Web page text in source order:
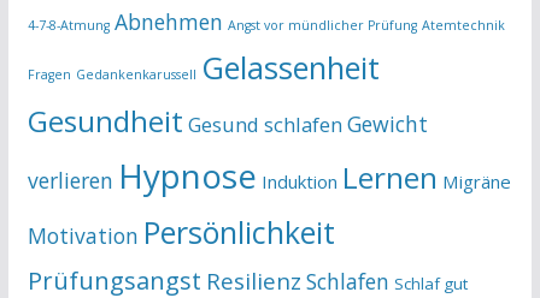
4-7-8-Atmung Abnehmen Angst vor mündlicher Prüfung Atemtechnik
Fragen Gedankenkarussell Gelassenheit
Gesundheit Gesund schlafen Gewicht
verlieren Hypnose Induktion Lernen Migräne
Motivation Persönlichkeit
Prüfungsangst Resilienz Schlafen Schlaf gut